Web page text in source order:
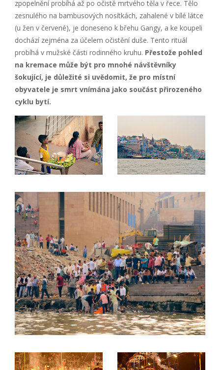
zpopelnění probíhá až po očistě mrtvého těla v řece. Tělo
zesnulého na bambusových nosítkách, zahalené v bílé látce
(u žen v červené), je doneseno k břehu Gangy, a ke koupeli
dochází zejména za účelem očistění duše. Tento rituál
probíhá v mužské části rodinného kruhu. Přestože pohled
na kremace může být pro mnohé návštěvníky
šokující, je důležité si uvědomit, že pro místní
obyvatele je smrt vnímána jako součást přirozeného
cyklu bytí.